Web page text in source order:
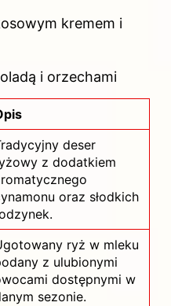
kremem i
i orzechami
deser
z dodatkiem
oraz słodkich
ryż w mleku
z ulubionymi
dostępnymi w
sezonie.